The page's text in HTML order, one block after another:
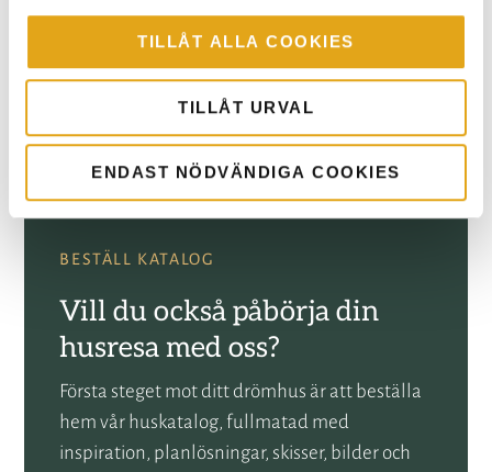
TILLÅT ALLA COOKIES
TILLÅT URVAL
ENDAST NÖDVÄNDIGA COOKIES
BESTÄLL KATALOG
Vill du också påbörja din
husresa med oss?
Första steget mot ditt drömhus är att beställa
hem vår huskatalog, fullmatad med
inspiration, planlösningar, skisser, bilder och